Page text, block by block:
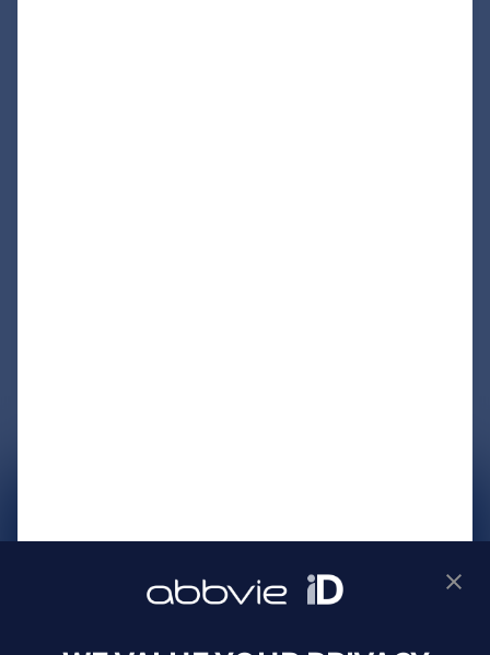
プライバシーポリシー